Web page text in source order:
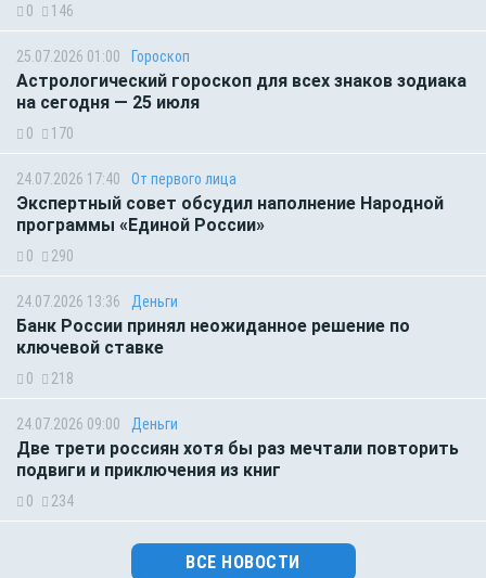
0 146
25.07.2026 01:00 Гороскоп
Астрологический гороскоп для всех знаков зодиака
на сегодня — 25 июля
0 170
24.07.2026 17:40 От первого лица
Экспертный совет обсудил наполнение Народной
программы «Единой России»
0 290
24.07.2026 13:36 Деньги
Банк России принял неожиданное решение по
ключевой ставке
0 218
24.07.2026 09:00 Деньги
Две трети россиян хотя бы раз мечтали повторить
подвиги и приключения из книг
0 234
ВСЕ НОВОСТИ